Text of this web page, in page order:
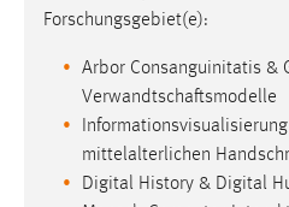
Informationsvisualisierung
Digital History & Digital
User Modeling & Context